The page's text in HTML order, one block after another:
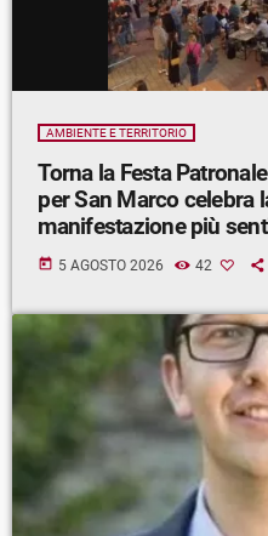
AMBIENTE E TERRITORIO
Torna la Festa
per San Marco celebra
manifestazione più
today 5 AGOSTO 2026 42